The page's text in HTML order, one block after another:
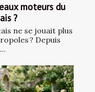
moteurs du
?
ne se jouait plus
? Depuis